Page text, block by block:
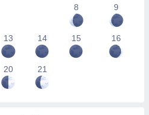
8
9
13 14 15 16
20 21